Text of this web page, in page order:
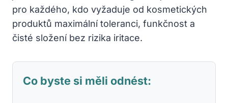
pro každého, kdo vyžaduje od kosmetických
produktů maximální toleranci, funkčnost a
čisté složení bez rizika iritace.
Co byste si měli odnést: